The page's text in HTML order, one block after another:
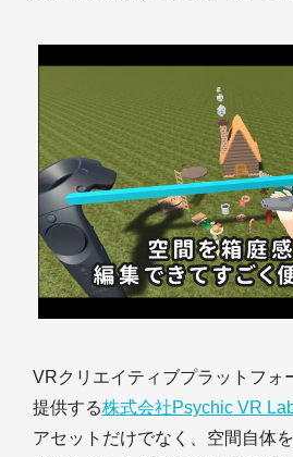
VRクリエイティブプラットフォ
提供する株式会社Psychic VR
アセットだけでなく、空間自体